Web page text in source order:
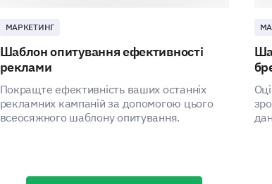
ПІДТРИМУЄ
МАРКЕТИНГ
Шаблон опитування ефективності
реклами
Покращте ефективність ваших останніх
рекламних кампаній за допомогою цього
всеосяжного шаблону опитування.